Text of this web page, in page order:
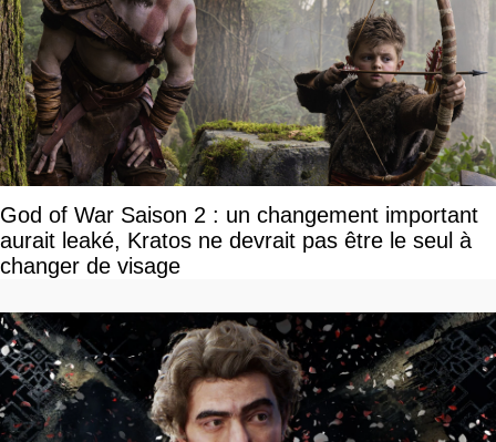
God of War Saison 2 : un changement important
aurait leaké, Kratos ne devrait pas être le seul à
changer de visage